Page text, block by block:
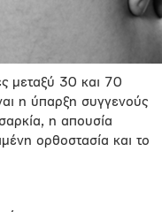
μεταξύ 30 και 70
η ύπαρξη συγγενούς
η απουσία
ορθοστασία και το